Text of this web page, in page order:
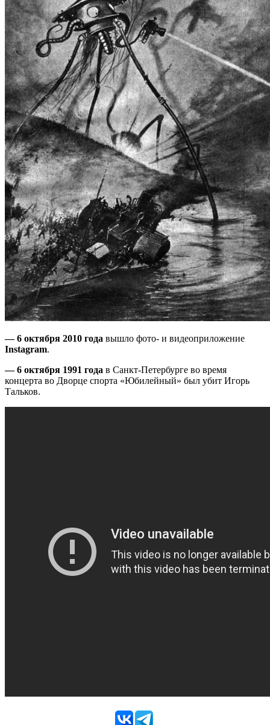
— 6 октября 2010 года вышло фото- и видеоприложение
Instagram.
— 6 октября 1991 года в Санкт-Петербурге во время
концерта во Дворце спорта «Юбилейный» был убит Игорь
Тальков.